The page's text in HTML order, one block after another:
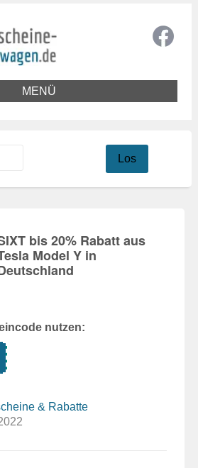
MENÜ
Los
bis 20% Rabatt aus
Model Y in
nutzen:
& Rabatte